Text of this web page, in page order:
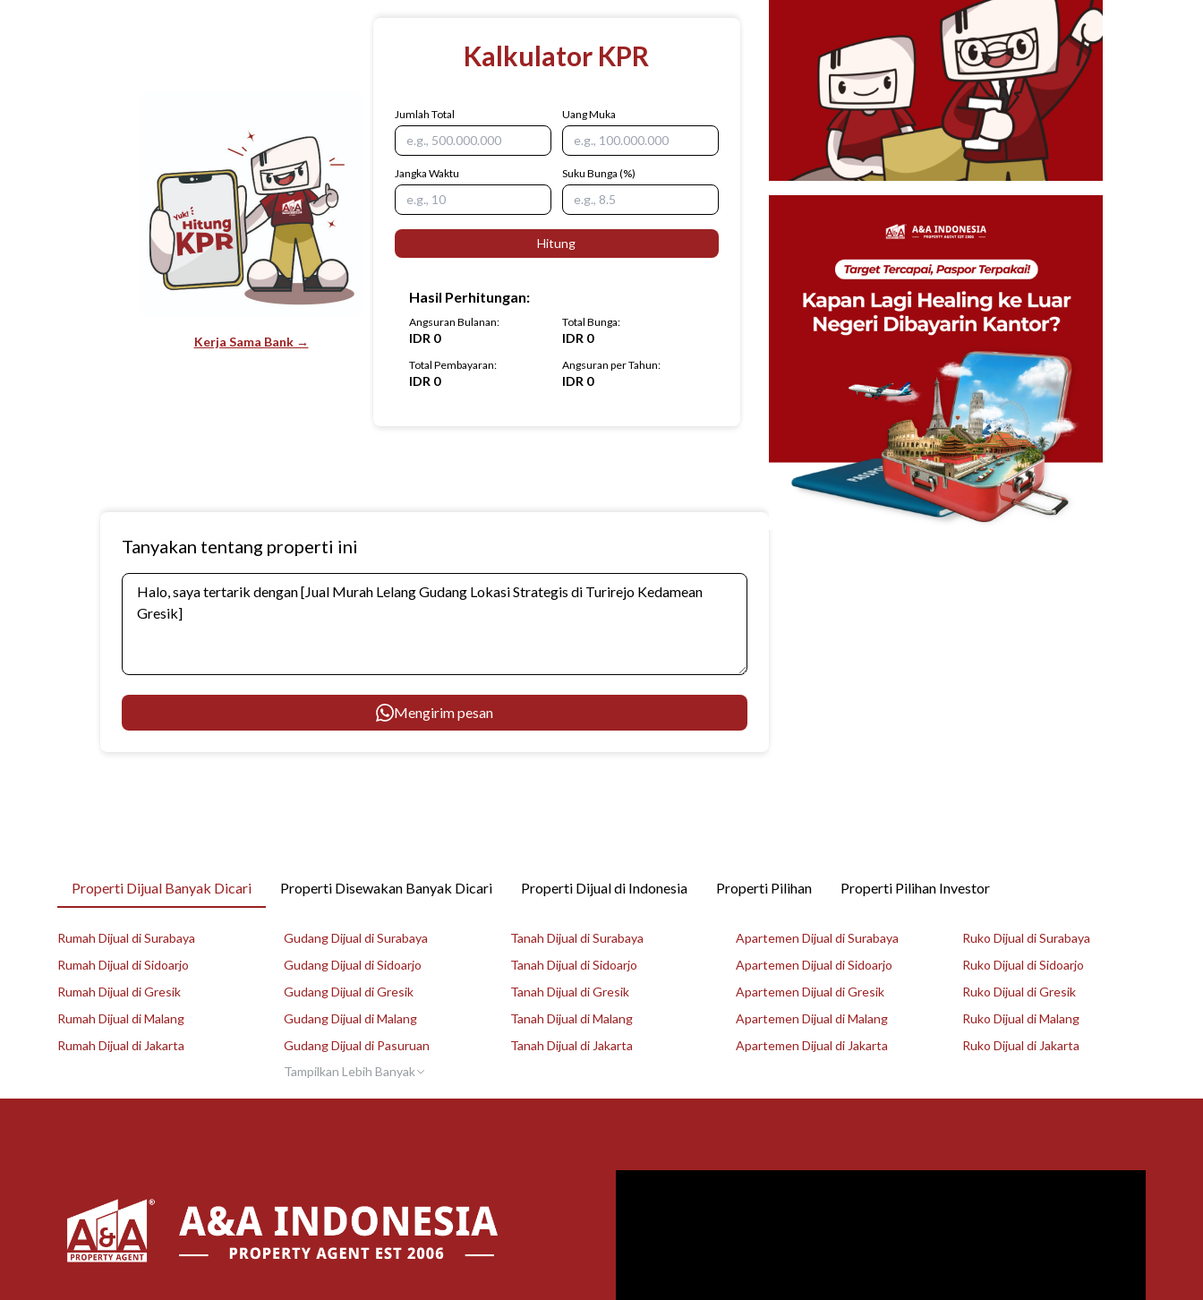
Tanyakan tentang properti ini
Mengirim pesan
Kerja Sama Bank →
Kalkulator KPR
Jumlah Total Uang Muka
Jangka Waktu Suku Bunga (%)
Hitung
Hasil Perhitungan:
Angsuran Bulanan:
IDR 0
Total Bunga:
IDR 0
Total Pembayaran:
IDR 0
Angsuran per Tahun:
IDR 0
Properti Dijual Banyak Dicari Properti Disewakan Banyak Dicari Properti Dijual di Indonesia Properti Pilihan Properti Pilihan Investor
Rumah Dijual di Surabaya
Rumah Dijual di Sidoarjo
Rumah Dijual di Gresik
Rumah Dijual di Malang
Rumah Dijual di Jakarta
Gudang Dijual di Surabaya
Gudang Dijual di Sidoarjo
Gudang Dijual di Gresik
Gudang Dijual di Malang
Gudang Dijual di Pasuruan
Tampilkan Lebih Banyak
Tanah Dijual di Surabaya
Tanah Dijual di Sidoarjo
Tanah Dijual di Gresik
Tanah Dijual di Malang
Tanah Dijual di Jakarta
Apartemen Dijual di Surabaya
Apartemen Dijual di Sidoarjo
Apartemen Dijual di Gresik
Apartemen Dijual di Malang
Apartemen Dijual di Jakarta
Ruko Dijual di Surabaya
Ruko Dijual di Sidoarjo
Ruko Dijual di Gresik
Ruko Dijual di Malang
Ruko Dijual di Jakarta